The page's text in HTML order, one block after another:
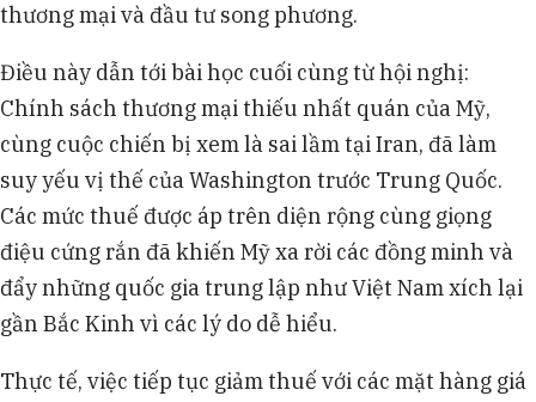
thương mại và đầu tư song phương.
Điều này dẫn tới bài học cuối cùng từ hội nghị:
Chính sách thương mại thiếu nhất quán của Mỹ,
cùng cuộc chiến bị xem là sai lầm tại Iran, đã làm
suy yếu vị thế của Washington trước Trung Quốc.
Các mức thuế được áp trên diện rộng cùng giọng
điệu cứng rắn đã khiến Mỹ xa rời các đồng minh và
đẩy những quốc gia trung lập như Việt Nam xích lại
gần Bắc Kinh vì các lý do dễ hiểu.
Thực tế, việc tiếp tục giảm thuế với các mặt hàng giá